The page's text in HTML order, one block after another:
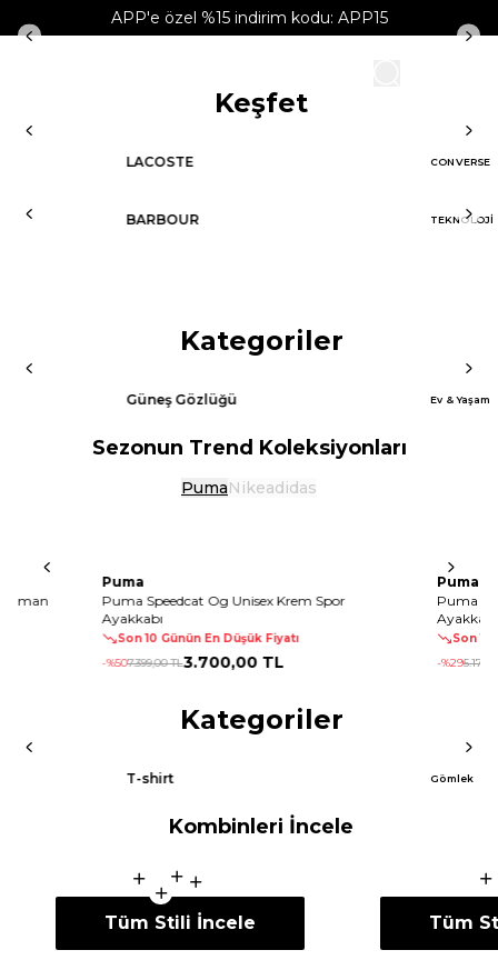
APP'e özel %15 indirim kodu: APP15
Bonus Kart | Peşin fiyatına 4 taksit fırsatı!
Keşfet
LACOSTE CONVERSE
BARBOUR TEKNOLOJİ
Kategoriler
Güneş Gözlüğü Ev & Yaşam
Sezonun Trend Koleksiyonları
PumaNikeadidas
Puma
Puma Speedcat Og Unisex Krem Spor
Ayakkabı
Son 10 Günün En Düşük Fiyatı
-%507.399,00 TL3.700,00 TL
Puma
Puma
Ayakkabı
Son 10
-%295.179
Kategoriler
T-shirt Gömlek
Kombinleri İncele
Tüm Stili İncele Tüm